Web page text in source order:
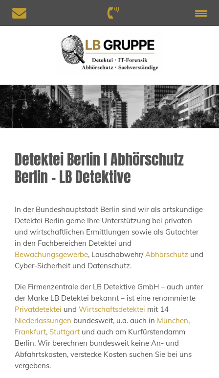
Detektei Berlin I Abhörschutz
Berlin – LB Detektive
In der Bundeshauptstadt Berlin sind wir als ortskundige
Detektei Berlin gerne Ihre Unterstützung bei privaten
und wirtschaftlichen Ermittlungen sowie als Gutachter
in den Fachbereichen Detektei und
Bewachungsgewerbe, Lauschabwehr/Abhörschutz und
Cyber-Sicherheit und Datenschutz.
Die Firmenzentrale der LB Detektive GmbH – auch unter
der Marke LB Detektei bekannt – ist eine renommierte
Privatdetektei und Wirtschaftsdetektei mit 14
Niederlassungen bundesweit, u.a. auch in München,
Frankfurt, Stuttgart und auch am Kurfürstendamm
Berlin. Wir berechnen bundesweit keine An- und
Abfahrtskosten, verstecke Kosten suchen Sie bei uns
vergebens.